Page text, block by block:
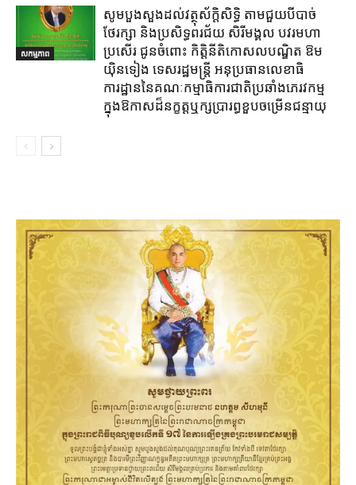
សកម្មភាព
សូមបួងសួងដល់វត្ថុស័ក្តិសិទ្ធិ តាមជួយបីបាច់
ថែរក្សា និងប្រសិទ្ធពរជ័យ សិរីមង្គល បវរមហា
ប្រសើរ ជូនចំពោះ កិត្តិនីតិកោសលបណ្ឌិត ឱម
យ៉ិនទៀង ទេសរដ្ឋមន្រ្តី អនុប្រធានលេខាធិ
ការដ្ឋាននៃគណៈកម្មាធិការជាតិប្រឆាំងភេរវកម្ម
ក្នុងឱកាសដ៏នក្ខត្តឬក្សប្រារព្ធខួបចម្រើនជន្មាយុ